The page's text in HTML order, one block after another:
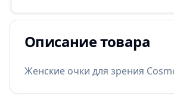
Описание товара
Женские очки для зрения